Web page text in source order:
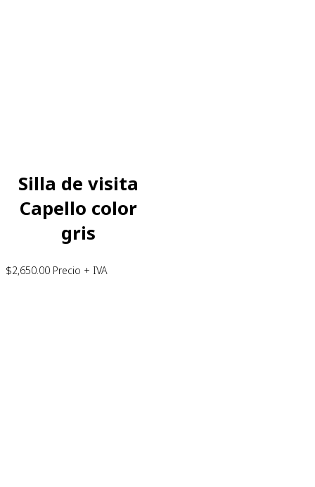
Silla de visita
Capello color
gris
$2,650.00 Precio + IVA